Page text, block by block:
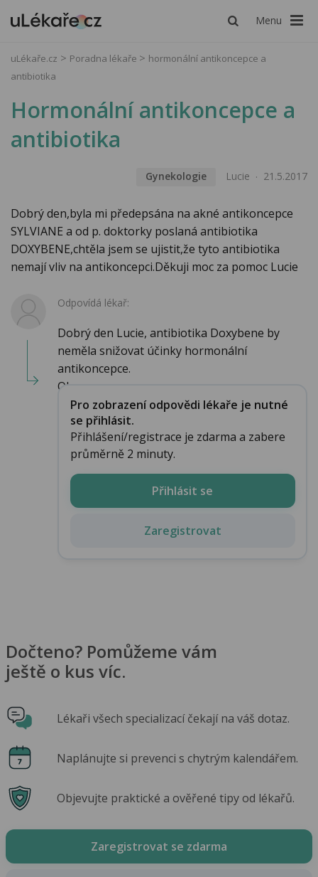
Menu
uLékaře.cz Poradna lékaře
hormonální antikoncepce a
antibiotika
Hormonální antikoncepce a
antibiotika
Gynekologie Lucie 21.5.2017
Dobrý den,byla mi předepsána na akné antikoncepce
SYLVIANE a od p. doktorky poslaná antibiotika
DOXYBENE,chtěla jsem se ujistit,že tyto antibiotika
nemají vliv na antikoncepci.Děkuji moc za pomoc Lucie
Odpovídá lékař:
Dobrý den Lucie, antibiotika Doxybene by
neměla snižovat účinky hormonální
antikoncepce.
Ob...
Pro zobrazení odpovědi lékaře je nutné
se přihlásit.
Přihlášení/registrace je zdarma a zabere
průměrně 2 minuty.
Přihlásit se
Zaregistrovat
Dočteno? Pomůžeme vám
ještě o kus víc.
Lékaři všech specializací čekají na váš dotaz.
Naplánujte si prevenci s chytrým kalendářem.
Objevujte praktické a ověřené tipy od lékařů.
Zaregistrovat se zdarma